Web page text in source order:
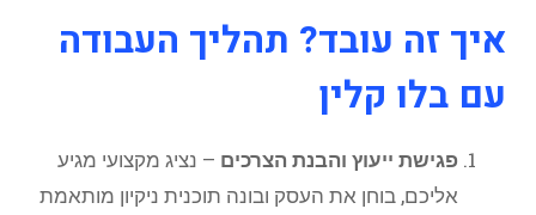
איך זה עובד? תהליך העבודה
עם בלו קלין
פגישת ייעוץ והבנת הצרכים – נציג מקצועי מגיע
אליכם, בוחן את העסק ובונה תוכנית ניקיון מותאמת